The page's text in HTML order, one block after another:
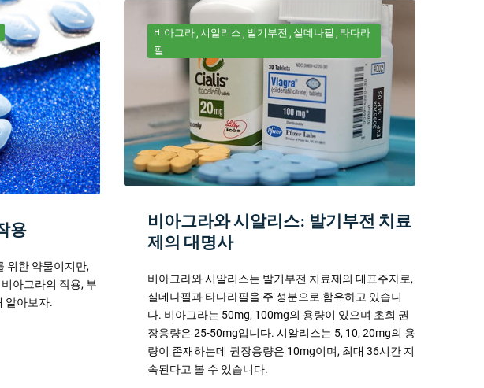
용
위한 약물이지만,
아그라의 작용, 부
알아보자.
비아그라 시알리스 발기부전 실데나필
타다라
필
비아그라와 시알리스: 발기부전 치료
제의 대명사
비아그라와 시알리스는 발기부전 치료제의 대표주자로,
실데나필과 타다라필을 주 성분으로 함유하고 있습니
다. 비아그라는 50mg, 100mg의 용량이 있으며 초회 권
장용량은 25-50mg입니다. 시알리스는 5, 10, 20mg의 용
량이 존재하는데 권장용량은 10mg이며, 최대 36시간 지
속된다고 볼 수 있습니다.